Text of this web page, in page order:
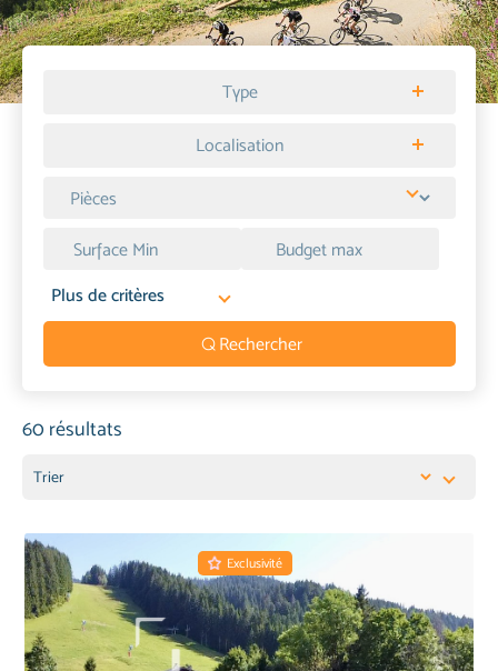
Type
Localisation
Rechercher
Plus de critères
60 résultats
Trier
Exclusivité